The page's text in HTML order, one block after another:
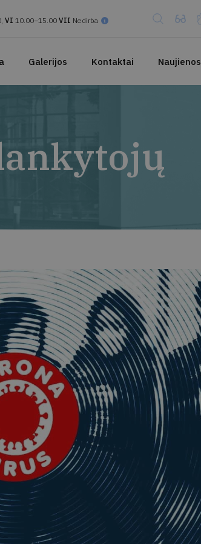
VI 10.00–15.00 VII Nedirba
Galerijos Kontaktai Naujienos